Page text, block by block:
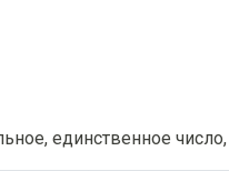
единственное